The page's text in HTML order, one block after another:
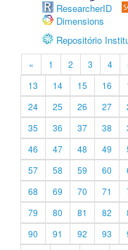
ResearcherID
Dimensions
Repositório
« 1 2 3 4
13
14 15 16
24
25 26 27
35
36 37 38
46
47 48 49
57
58 59 60
68
69 70 71
79
80 81 82
90
91 92 93